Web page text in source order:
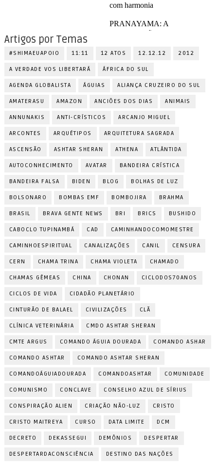
Artigos por Temas
#SHIMAEUAPOIO 11:11 12 ATOS 12.12.12 2012
A VERDADE VOS LIBERTARÁ ÁFRICA DO SUL
AGENDA GLOBALISTA ÁGUIAS ALIANÇA CRUZEIRO DO SUL
AMATERASU AMAZON ANCIÕES DOS DIAS ANIMAIS
ANNUNAKIS ANTI-CRÍSTICOS ARCANJO MIGUEL
ARCONTES ARQUÉTIPOS ARQUITETURA SAGRADA
ASCENSÃO ASHTAR SHERAN ATHENA ATLÂNTIDA
AUTOCONHECIMENTO AVATAR BANDEIRA CRÍSTICA
BANDEIRA FALSA BIDEN BLOG BOLHAS DE LUZ
BOLSONARO BOMBAS EMF BOMBOJIRA BRAHMA
BRASIL BRAVA GENTE NEWS BRI BRICS BUSHIDO
CABOCLO TUPINAMBÁ CAD CAMINHANDOCOMOMESTRE
CAMINHOESPIRITUAL CANALIZAÇÕES CANIL CENSURA
CERN CHAMA TRINA CHAMA VIOLETA CHAMADO
CHAMAS GÊMEAS CHINA CHONAN CICLODOS70ANOS
CICLOS DE VIDA CIDADÃO PLANETÁRIO
CINTURÃO DE BALAEL CIVILIZAÇÕES CLÃ
CLÍNICA VETERINÁRIA CMDO ASHTAR SHERAN
CMTE ARGUS COMANDO ÁGUIA DOURADA COMANDO ASHAR
COMANDO ASHTAR COMANDO ASHTAR SHERAN
COMANDOÁGUIADOURADA COMANDOASHTAR COMUNIDADE
COMUNISMO CONCLAVE CONSELHO AZUL DE SÍRIUS
CONSPIRAÇÃO ALIEN CRIAÇÃO NÃO-LUZ CRISTO
CRISTO MAITREYA CURSO DATA LIMITE DCM
DECRETO DEKASSEGUI DEMÔNIOS DESPERTAR
DESPERTARDACONSCIÊNCIA DESTINO DAS NAÇÕES